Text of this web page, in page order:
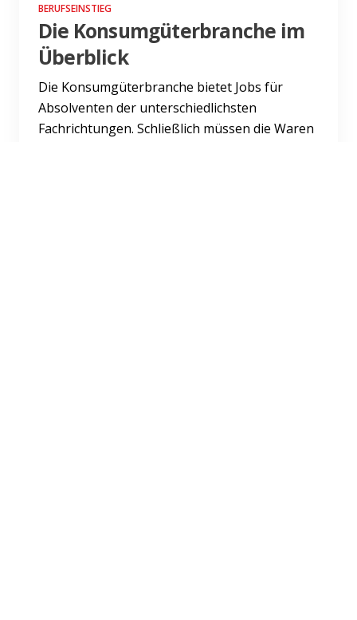
BERUFSEINSTIEG
Die Konsumgüterbranche im
Überblick
Die Konsumgüterbranche bietet Jobs für
Absolventen der unterschiedlichsten
Fachrichtungen. Schließlich müssen die Waren